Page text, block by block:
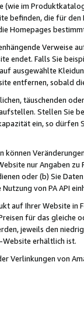
(wie im
befinden, die für
Homepages
endet. Falls Sie
ausgewählte
entfernen, sobald
täuschenden
Stellen Sie
ein, so dürfen
können
nur Angaben
oder (b) Sie
von PA API
auf Ihrer Website
für das
jeweils den
erhältlich ist.
Verlinkungen von